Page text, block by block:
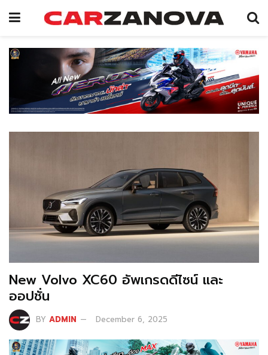
New Volvo XC60 อัพเกรดดีไซน์ และ
ออปชั่น
BY ADMIN December 6, 2025